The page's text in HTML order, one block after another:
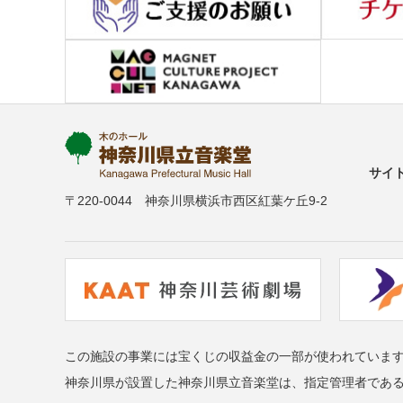
〒220-0044 神奈川県横浜市西区紅葉ケ丘9-2
サイ
この施設の事業には宝くじの収益金の一部が使われていま
神奈川県が設置した神奈川県立音楽堂は、指定管理者であ